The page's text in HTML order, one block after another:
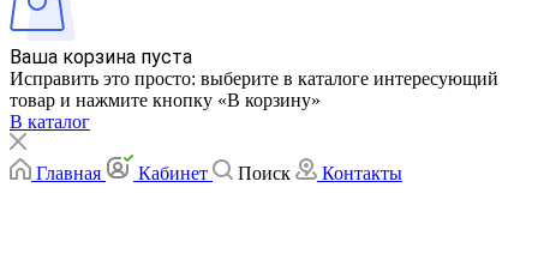
Ваша корзина пуста
Исправить это просто: выберите в каталоге интересующий
товар и нажмите кнопку «В корзину»
В каталог
Главная Кабинет Поиск Контакты